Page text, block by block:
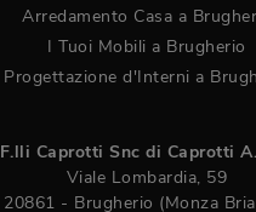
Arredamento Casa a
I Tuoi Mobili a Brugherio
Progettazione d'Interni a
F.lli Caprotti Snc di Caprotti
Viale Lombardia, 59
20861 - Brugherio (Monza